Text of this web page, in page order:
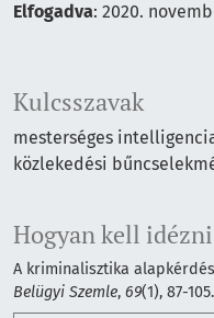
Kulcsszavak
mesterséges
közlekedési
Hogyan kell idézni
A kriminalisztika
Belügyi Szemle, 69(1), 87-105.
Elfogadva: 2020.